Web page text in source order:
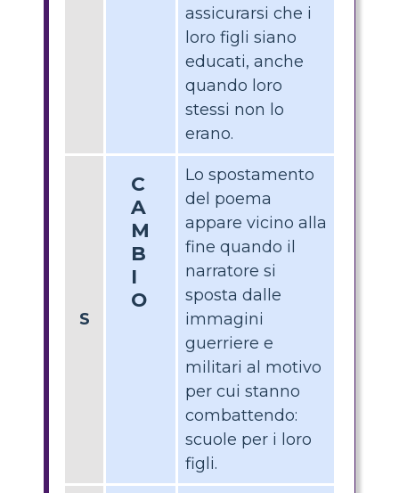
assicurarsi che i
loro figli siano
educati, anche
quando loro
stessi non lo
erano.
S
C
A
M
B
I
O
Lo spostamento
del poema
appare vicino alla
fine quando il
narratore si
sposta dalle
immagini
guerriere e
militari al motivo
per cui stanno
combattendo:
scuole per i loro
figli.